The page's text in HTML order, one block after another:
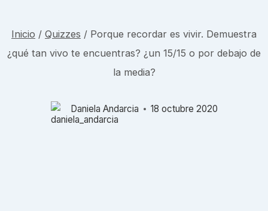
Inicio / Quizzes / Porque recordar es vivir. Demuestra
¿qué tan vivo te encuentras? ¿un 15/15 o por debajo de
la media?
Daniela Andarcia 18 octubre 2020